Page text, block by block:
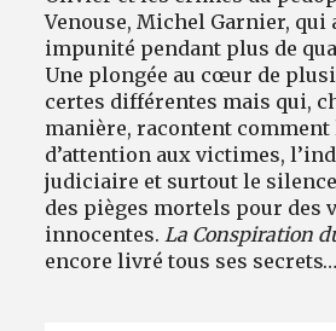
Venouse, Michel Garnier, qui
impunité pendant plus de
Une plongée au cœur de
certes différentes mais qui,
manière, racontent comment
d’attention aux victimes,
judiciaire et surtout le
des pièges mortels pour des
innocentes. La Conspiration
encore livré tous ses secrets…